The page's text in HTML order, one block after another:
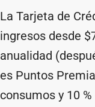
La Tarjeta de
ingresos desde
anualidad
es Puntos
consumos y 10